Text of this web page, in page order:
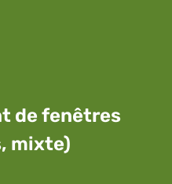
de fenêtres
mixte)